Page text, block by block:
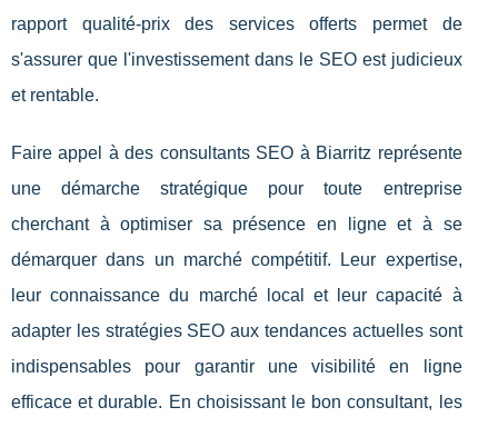
rapport qualité-prix des services offerts permet de
s'assurer que l'investissement dans le SEO est judicieux
et rentable.
Faire appel à des consultants SEO à Biarritz représente
une démarche stratégique pour toute entreprise
cherchant à optimiser sa présence en ligne et à se
démarquer dans un marché compétitif. Leur expertise,
leur connaissance du marché local et leur capacité à
adapter les stratégies SEO aux tendances actuelles sont
indispensables pour garantir une visibilité en ligne
efficace et durable. En choisissant le bon consultant, les